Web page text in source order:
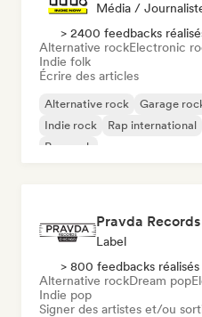
Média /
> 2400 feedbacks
Alternative rockElectronic
Indie folk
Écrire des articles
Alternative rock Garage
Indie rock
Rap international
Pop rock
Pravda Records
Label
> 800 feedbacks réalisés
Alternative rockDream pop
Indie pop
Signer des artistes et/ou